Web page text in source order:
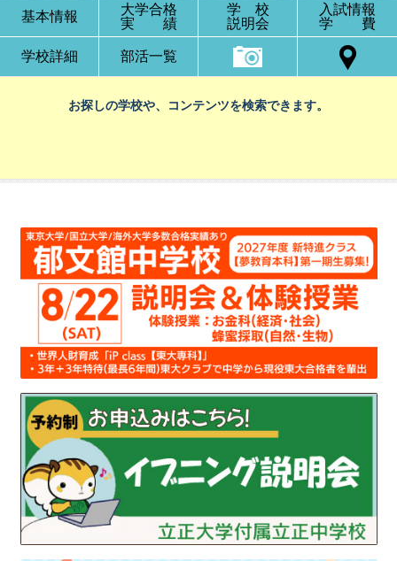
基本情報
大学合格
実 績
学 校
説明会
入試情報
学 費
学校詳細 部活一覧
お探しの学校や、コンテンツを検索できます。